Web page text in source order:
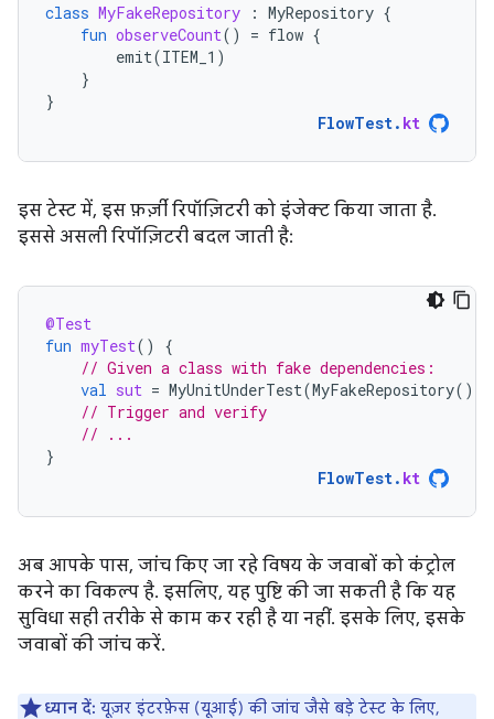
class MyFakeRepository : MyRepository {
fun observeCount() = flow {
emit(ITEM_1 )
}
}
FlowTest. kt
इस टेस्ट में, इस फ़र्ज़ी रिपॉज़िटरी को इंजेक्ट किया जाता है.
इससे असली रिपॉज़िटरी बदल जाती है:
@Test
fun myTest()
{
// Given a class with fake dependencies:
val sut = MyUnitUnderTest(MyFakeRepository())
// Trigger and verify
// ...
}
FlowTest. kt
अब आपके पास, जांच किए जा रहे विषय के जवाबों को कंट्रोल
करने का विकल्प है. इसलिए, यह पुष्टि की जा सकती है कि यह
सुविधा सही तरीके से काम कर रही है या नहीं. इसके लिए, इसके
जवाबों की जांच करें.
ध्यान दें: यूज़र इंटरफ़ेस (यूआई) की जांच जैसे बड़े टेस्ट के लिए,